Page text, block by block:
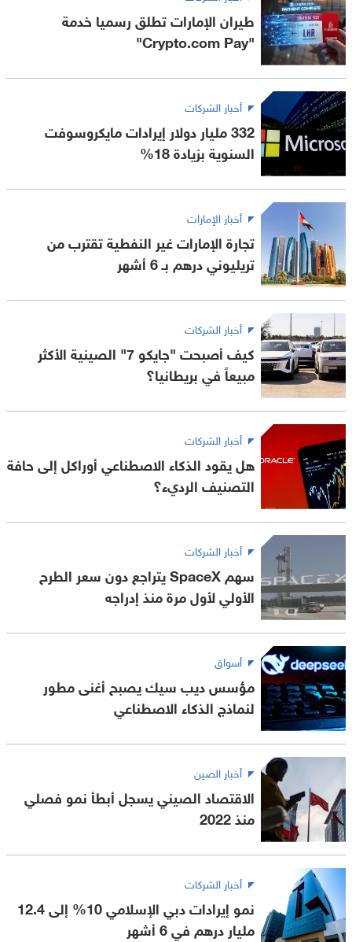
طيران الإمارات تطلق رسميا خدمة
"Crypto.com Pay"
أخبار الشركات
332 مليار دولار إيرادات مايكروسوفت
السنوية بزيادة 18%
أخبار الإمارات
تجارة الإمارات غير النفطية تقترب من
تريليوني درهم بـ 6 أشهر
أخبار الشركات
كيف أصبحت "جايكو 7" الصينية الأكثر
مبيعاً في بريطانيا؟
أخبار الشركات
هل يقود الذكاء الاصطناعي أوراكل إلى حافة
التصنيف الرديء؟
أخبار الشركات
سهم SpaceX يتراجع دون سعر الطرح
الأولي لأول مرة منذ إدراجه
أسواق
مؤسس ديب سيك يصبح أغنى مطور
لنماذج الذكاء الاصطناعي
أخبار الصين
الاقتصاد الصيني يسجل أبطأ نمو فصلي
منذ 2022
أخبار الشركات
نمو إيرادات دبي الإسلامي 10% إلى 12.4
مليار درهم في 6 أشهر